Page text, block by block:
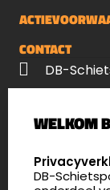
CONTACT
DB-
5411 LX
4.8
WELKOM
SELECT
DB-